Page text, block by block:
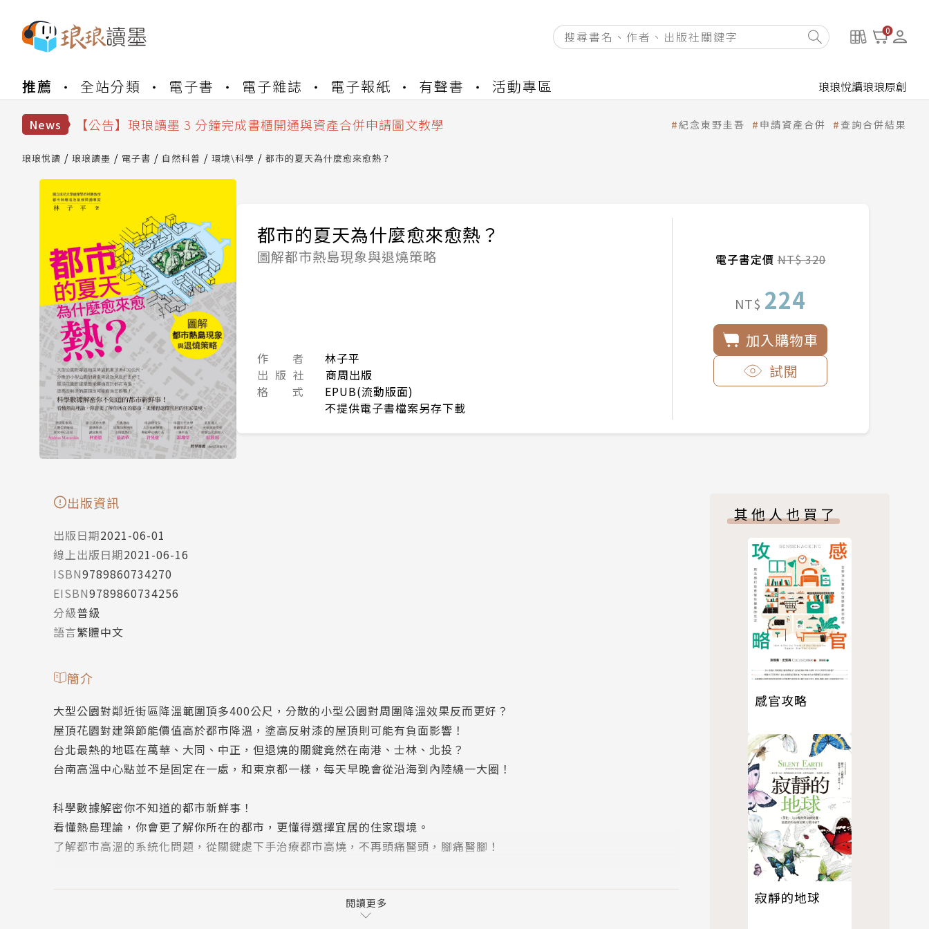
0
推薦 全站分類 電子書 電子雜誌 電子報紙 有聲書 活動專區 琅琅悅讀琅琅原創
News
【公告】琅琅讀墨數位閱讀資產合併與書櫃開通申請
【公告】琅琅讀墨 3 分鐘完成書櫃開通與資產合併申請圖文教學
【公告】琅琅讀墨數位閱讀資產合併與書櫃開通申請
紀念東野圭吾 申請資產合併 查詢合併結果
琅琅悅讀 琅琅讀墨 電子書 自然科普 環境\科學 都市的夏天為什麼愈來愈熱？
都市的夏天為什麼愈來愈熱？
圖解都市熱島現象與退燒策略
作 者
林子平
出 版 社
商周出版
格 式
EPUB(流動版面)
不提供電子書檔案另存下載
電子書定價NT$ 320
NT$ 224
加入購物車
試閱
出版資訊
出版日期2021-06-01
線上出版日期2021-06-16
ISBN9789860734270
EISBN9789860734256
分級普級
語言繁體中文
簡介
大型公園對鄰近街區降溫範圍頂多400公尺，分散的小型公園對周圍降溫效果反而更好？
屋頂花園對建築節能價值高於都市降溫，塗高反射漆的屋頂則可能有負面影響！
台北最熱的地區在萬華、大同、中正，但退燒的關鍵竟然在南港、士林、北投？
台南高溫中心點並不是固定在一處，和東京都一樣，每天早晚會從沿海到內陸繞一大圈！
科學數據解密你不知道的都市新鮮事！
看懂熱島理論，你會更了解你所在的都市，更懂得選擇宜居的住家環境。
了解都市高溫的系統化問題，從關鍵處下手治療都市高燒，不再頭痛醫頭，腳痛醫腳！
高溫化對我們的生活有什麼影響？為什麼氣象預報的氣溫和人的體感溫度似乎不太一樣？都市高溫化就跟人會發燒一樣，
是有原因的，除了常時開著冷氣對抗高溫，能不能找到更有效的退燒策略？
閱讀更多
其他人也買了
感官攻略
寂靜的地球